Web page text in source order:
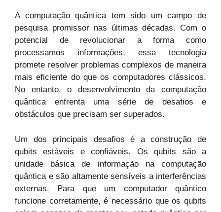
A computação quântica tem sido um campo de
pesquisa promissor nas últimas décadas. Com o
potencial de revolucionar a forma como
processamos informações, essa tecnologia
promete resolver problemas complexos de maneira
mais eficiente do que os computadores clássicos.
No entanto, o desenvolvimento da computação
quântica enfrenta uma série de desafios e
obstáculos que precisam ser superados.
Um dos principais desafios é a construção de
qubits estáveis e confiáveis. Os qubits são a
unidade básica de informação na computação
quântica e são altamente sensíveis a interferências
externas. Para que um computador quântico
funcione corretamente, é necessário que os qubits